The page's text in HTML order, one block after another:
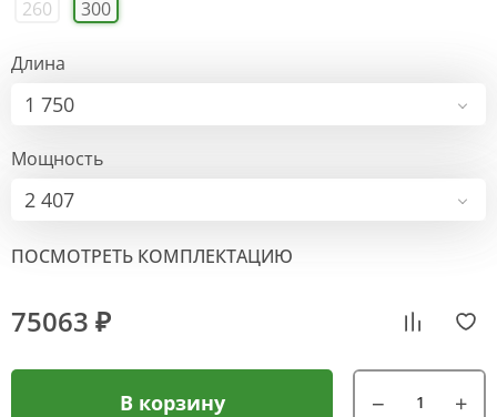
260
300
Длина
1 750
Мощность
2 407
ПОСМОТРЕТЬ КОМПЛЕКТАЦИЮ
75063 ₽
В корзину